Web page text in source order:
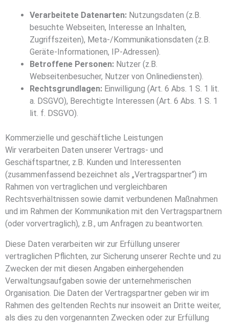
Verarbeitete Datenarten: Nutzungsdaten (z.B.
besuchte Webseiten, Interesse an Inhalten,
Zugriffszeiten), Meta-/Kommunikationsdaten (z.B.
Geräte-Informationen, IP-Adressen).
Betroffene Personen: Nutzer (z.B.
Webseitenbesucher, Nutzer von Onlinediensten).
Rechtsgrundlagen: Einwilligung (Art. 6 Abs. 1 S. 1 lit.
a. DSGVO), Berechtigte Interessen (Art. 6 Abs. 1 S. 1
lit. f. DSGVO).
Kommerzielle und geschäftliche Leistungen
Wir verarbeiten Daten unserer Vertrags- und
Geschäftspartner, z.B. Kunden und Interessenten
(zusammenfassend bezeichnet als „Vertragspartner“) im
Rahmen von vertraglichen und vergleichbaren
Rechtsverhältnissen sowie damit verbundenen Maßnahmen
und im Rahmen der Kommunikation mit den Vertragspartnern
(oder vorvertraglich), z.B., um Anfragen zu beantworten.
Diese Daten verarbeiten wir zur Erfüllung unserer
vertraglichen Pflichten, zur Sicherung unserer Rechte und zu
Zwecken der mit diesen Angaben einhergehenden
Verwaltungsaufgaben sowie der unternehmerischen
Organisation. Die Daten der Vertragspartner geben wir im
Rahmen des geltenden Rechts nur insoweit an Dritte weiter,
als dies zu den vorgenannten Zwecken oder zur Erfüllung